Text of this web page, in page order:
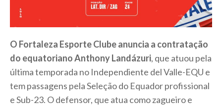
O Fortaleza Esporte Clube anuncia a contratação
do equatoriano Anthony Landázuri, que atuou pela
última temporada no Independiente del Valle-EQU e
tem passagens pela Seleção do Equador profissional
e Sub-23. O defensor, que atua como zagueiro e